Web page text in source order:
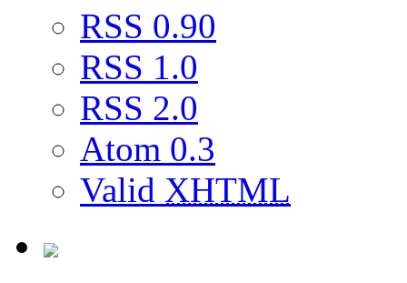
RSS 0.90
RSS 1.0
RSS 2.0
Atom 0.3
Valid XHTML